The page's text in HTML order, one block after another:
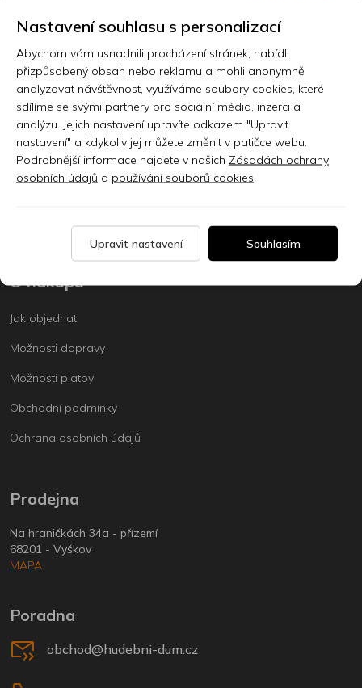
Kontakt
Prodejna
Sklady
Servis
O nákupu
Jak objednat
Možnosti dopravy
Možnosti platby
Obchodní podmínky
Ochrana osobních údajů
Prodejna
Na hraničkách 34a - přízemí
68201 - Vyškov
MAPA
Poradna
obchod@hudebni-dum.cz
Nastavení souhlasu s personalizací
Abychom vám usnadnili procházení stránek, nabídli
přizpůsobený obsah nebo reklamu a mohli anonymně
analyzovat návštěvnost, využíváme soubory cookies, které
sdílíme se svými partnery pro sociální média, inzerci a
analýzu. Jejich nastavení upravíte odkazem "Upravit
nastavení" a kdykoliv jej můžete změnit v patičce webu.
Podrobnější informace najdete v našich Zásadách ochrany
osobních údajů a používání souborů cookies
Upravit nastavení Souhlasím